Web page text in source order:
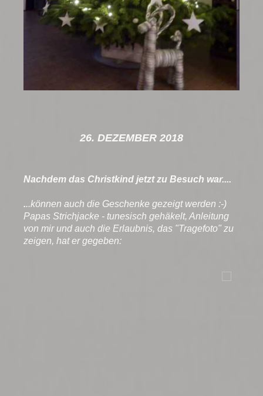
26. DEZEMBER 2018
Nachdem das Christkind jetzt zu Besuch war....
...können auch die Geschenke gezeigt werden :-)
Papas Strichjacke - tunesisch gehäkelt, Anleitung
von mir und auch die Erlaubnis, das "Tragefoto" zu
zeigen, hat er gegeben: